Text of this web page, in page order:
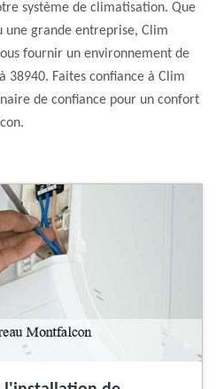
système de climatisation. Que
une grande entreprise, Clim
fournir un environnement de
Faites confiance à Clim
de confiance pour un confort